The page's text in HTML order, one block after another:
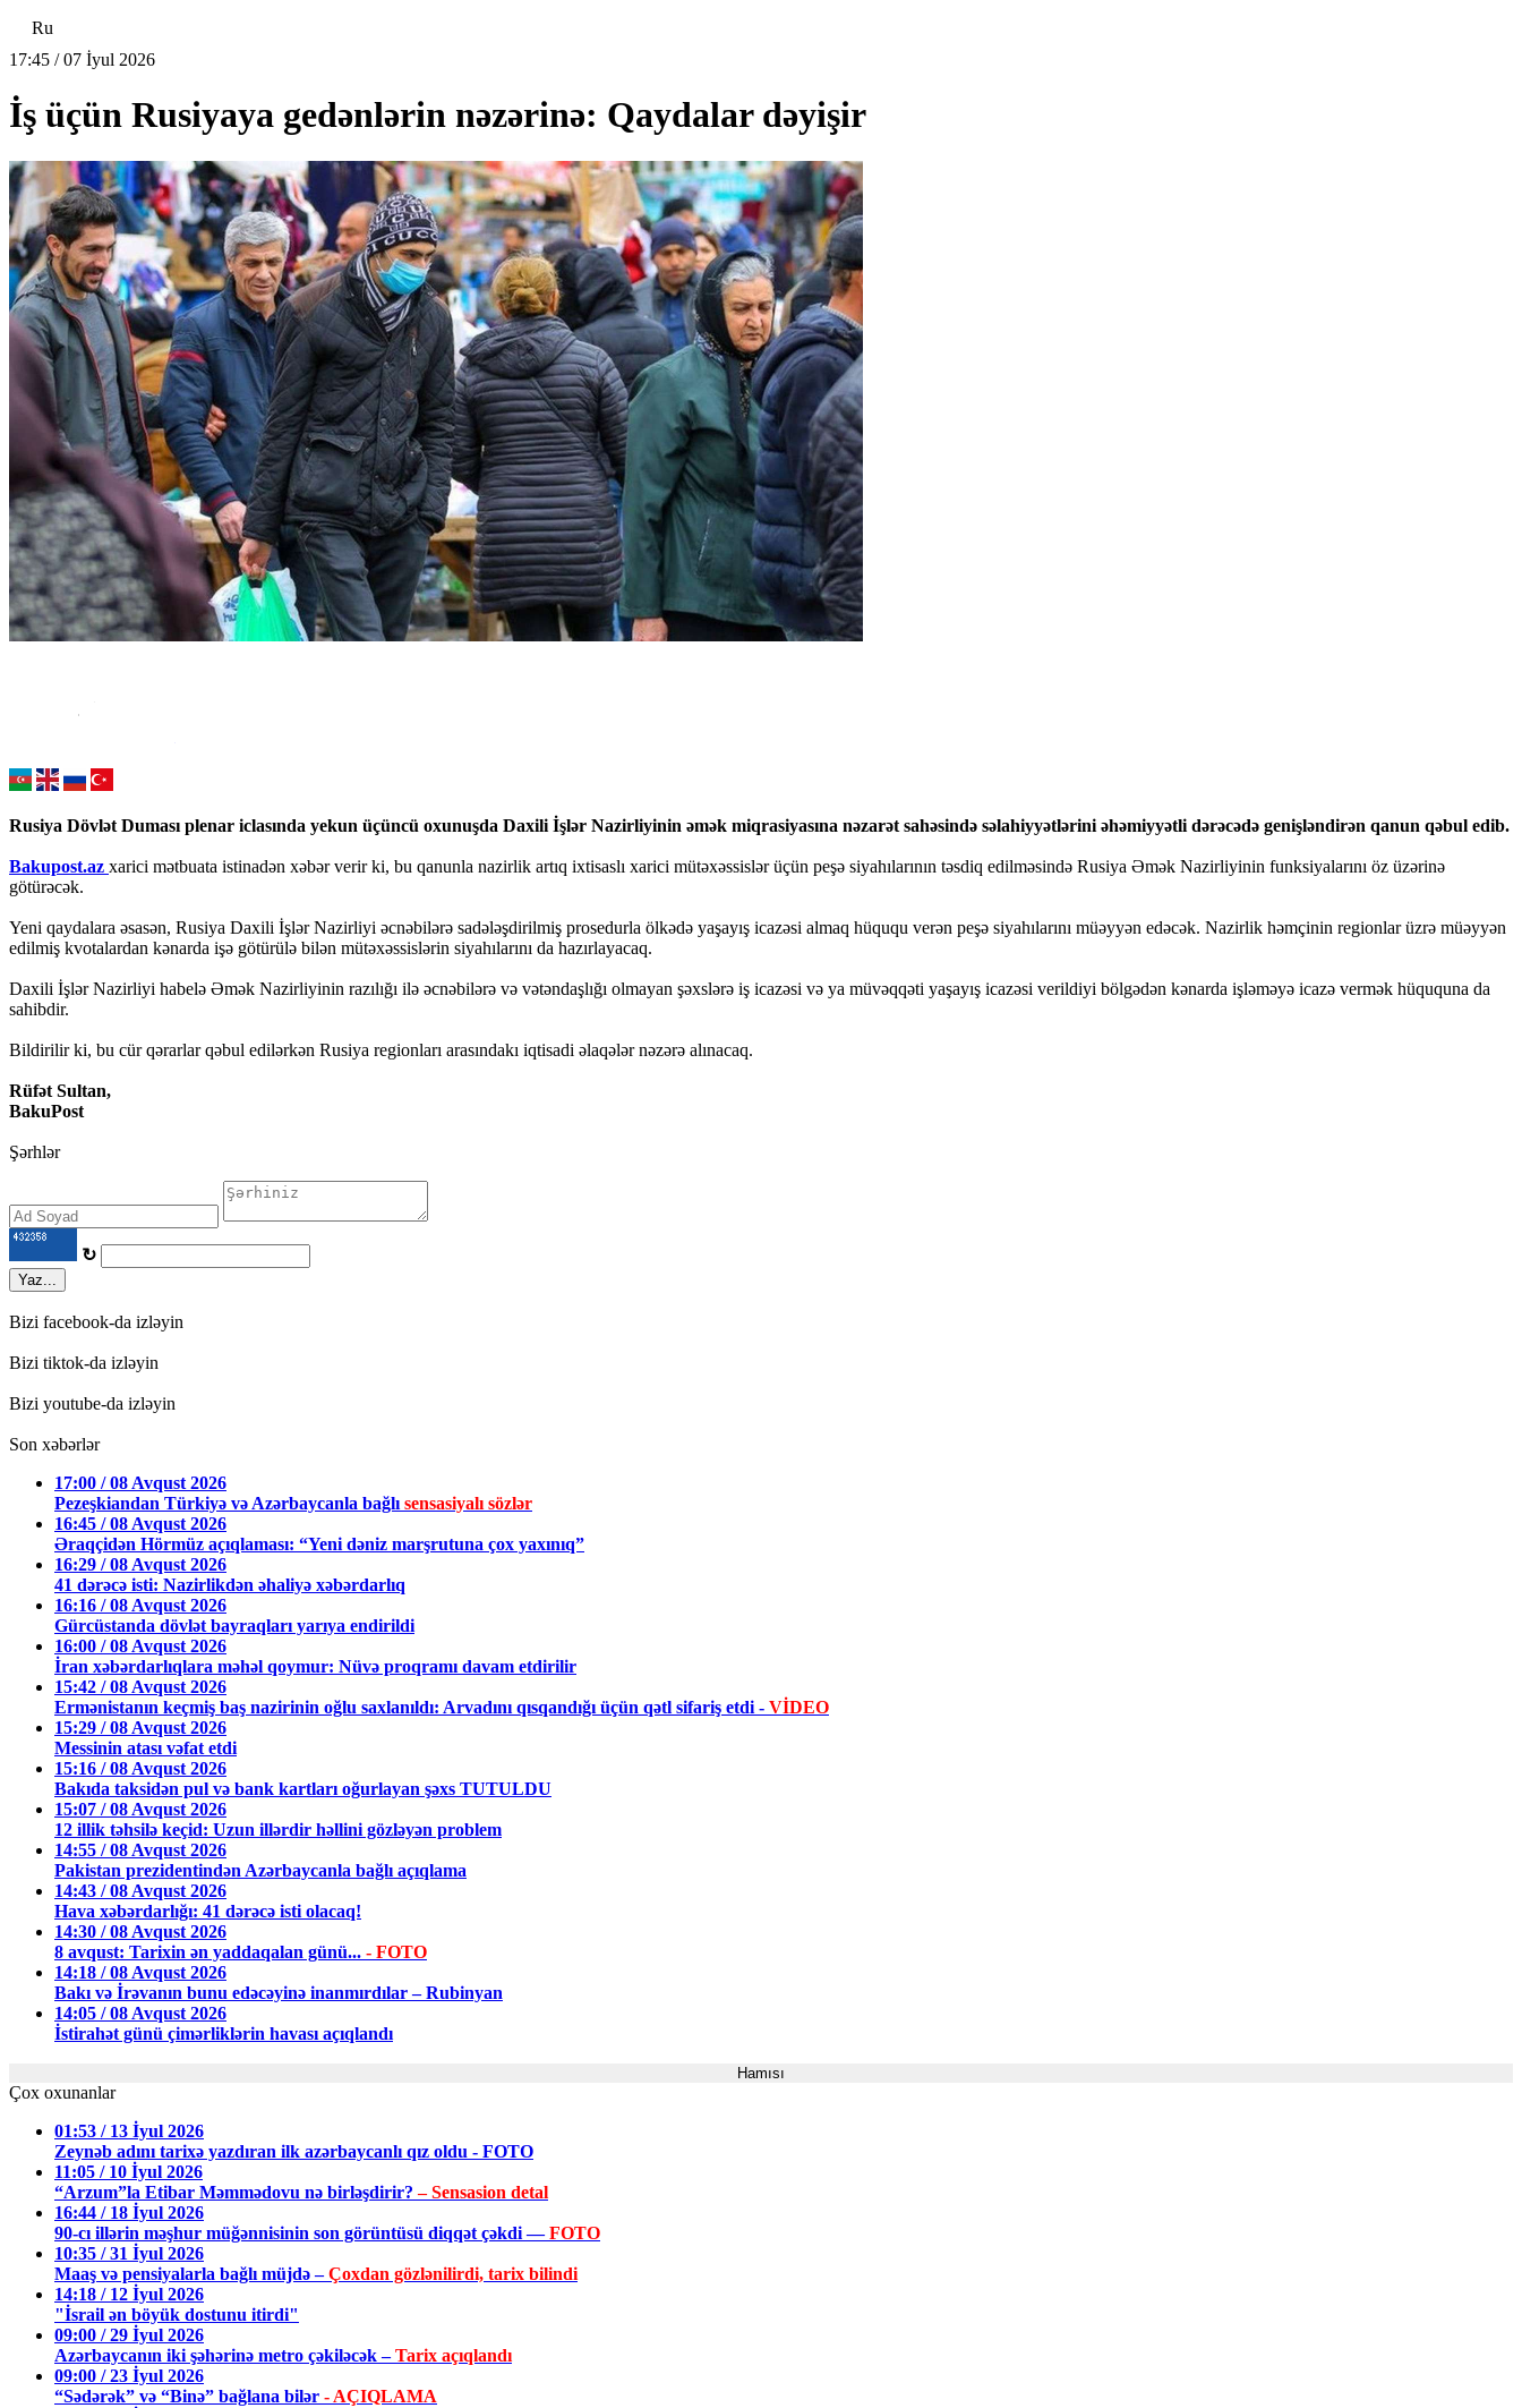
Ru
17:45 / 07 İyul 2026
İş üçün Rusiyaya gedənlərin nəzərinə: Qaydalar dəyişir
Rusiya Dövlət Duması plenar iclasında yekun üçüncü oxunuşda Daxili İşlər Nazirliyinin əmək miqrasiyasına nəzarət sahəsində səlahiyyətlərini əhəmiyyətli dərəcədə genişləndirən qanun qəbul edib.
Bakupost.az xarici mətbuata istinadən xəbər verir ki, bu qanunla nazirlik artıq ixtisaslı xarici mütəxəssislər üçün peşə siyahılarının təsdiq edilməsində Rusiya Əmək Nazirliyinin funksiyalarını öz üzərinə
götürəcək.
Yeni qaydalara əsasən, Rusiya Daxili İşlər Nazirliyi əcnəbilərə sadələşdirilmiş prosedurla ölkədə yaşayış icazəsi almaq hüququ verən peşə siyahılarını müəyyən edəcək. Nazirlik həmçinin regionlar üzrə müəyyən
edilmiş kvotalardan kənarda işə götürülə bilən mütəxəssislərin siyahılarını da hazırlayacaq.
Daxili İşlər Nazirliyi habelə Əmək Nazirliyinin razılığı ilə əcnəbilərə və vətəndaşlığı olmayan şəxslərə iş icazəsi və ya müvəqqəti yaşayış icazəsi verildiyi bölgədən kənarda işləməyə icazə vermək hüququna da
sahibdir.
Bildirilir ki, bu cür qərarlar qəbul edilərkən Rusiya regionları arasındakı iqtisadi əlaqələr nəzərə alınacaq.
Rüfət Sultan,
BakuPost
Şərhlər
↻
Yaz...
Bizi facebook-da izləyin
Bizi tiktok-da izləyin
Bizi youtube-da izləyin
Son xəbərlər
17:00 / 08 Avqust 2026
Pezeşkiandan Türkiyə və Azərbaycanla bağlı sensasiyalı sözlər
16:45 / 08 Avqust 2026
Əraqçidən Hörmüz açıqlaması: “Yeni dəniz marşrutuna çox yaxınıq”
16:29 / 08 Avqust 2026
41 dərəcə isti: Nazirlikdən əhaliyə xəbərdarlıq
16:16 / 08 Avqust 2026
Gürcüstanda dövlət bayraqları yarıya endirildi
16:00 / 08 Avqust 2026
İran xəbərdarlıqlara məhəl qoymur: Nüvə proqramı davam etdirilir
15:42 / 08 Avqust 2026
Ermənistanın keçmiş baş nazirinin oğlu saxlanıldı: Arvadını qısqandığı üçün qətl sifariş etdi - VİDEO
15:29 / 08 Avqust 2026
Messinin atası vəfat etdi
15:16 / 08 Avqust 2026
Bakıda taksidən pul və bank kartları oğurlayan şəxs TUTULDU
15:07 / 08 Avqust 2026
12 illik təhsilə keçid: Uzun illərdir həllini gözləyən problem
14:55 / 08 Avqust 2026
Pakistan prezidentindən Azərbaycanla bağlı açıqlama
14:43 / 08 Avqust 2026
Hava xəbərdarlığı: 41 dərəcə isti olacaq!
14:30 / 08 Avqust 2026
8 avqust: Tarixin ən yaddaqalan günü... - FOTO
14:18 / 08 Avqust 2026
Bakı və İrəvanın bunu edəcəyinə inanmırdılar – Rubinyan
14:05 / 08 Avqust 2026
İstirahət günü çimərliklərin havası açıqlandı
Hamısı
Çox oxunanlar
01:53 / 13 İyul 2026
Zeynəb adını tarixə yazdıran ilk azərbaycanlı qız oldu - FOTO
11:05 / 10 İyul 2026
“Arzum”la Etibar Məmmədovu nə birləşdirir?– Sensasion detal
16:44 / 18 İyul 2026
90-cı illərin məşhur müğənnisinin son görüntüsü diqqət çəkdi —FOTO
10:35 / 31 İyul 2026
Maaş və pensiyalarla bağlı müjdə –Çoxdan gözlənilirdi, tarix bilindi
14:18 / 12 İyul 2026
"İsrail ən böyük dostunu itirdi"
09:00 / 29 İyul 2026
Azərbaycanın iki şəhərinə metro çəkiləcək –Tarix açıqlandı
09:00 / 23 İyul 2026
“Sədərək” və “Binə” bağlana bilər - AÇIQLAMA